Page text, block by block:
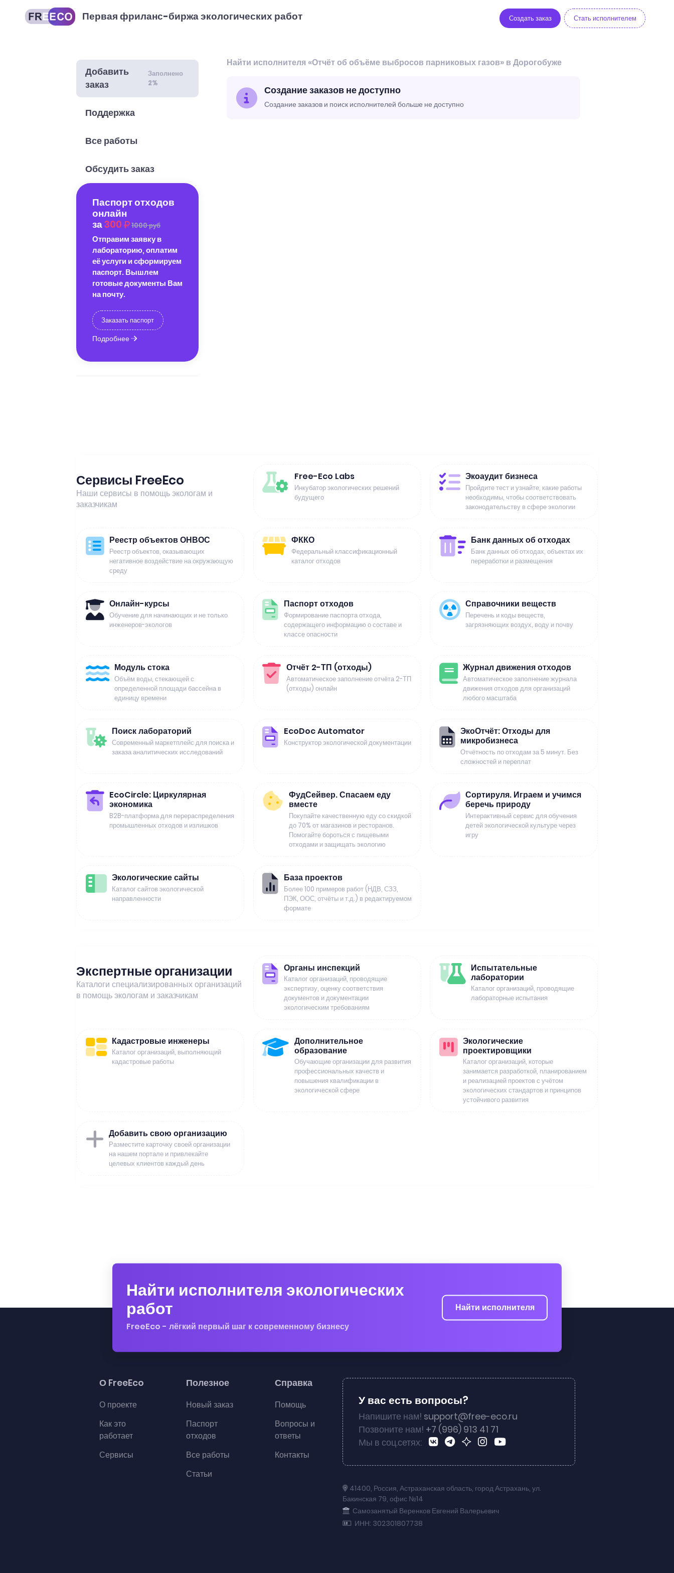
Первая фриланс-биржа экологических работ Создать заказ Стать исполнителем
Добавить
заказ
Заполнено
2%
Поддержка
Все работы
Обсудить заказ
Паспорт отходов
онлайн
за300 1000 руб
Отправим заявку в
лабораторию, оплатим
её услуги и сформируем
паспорт. Вышлем
готовые документы Вам
на почту.
Заказать паспорт
Подробнее
Найти исполнителя «Отчёт об объёме выбросов парниковых газов» в Дорогобуже
Создание заказов не доступно
Создание заказов и поиск исполнителей больше не доступно
Сервисы FreeEco
Наши сервисы в помощь экологам и
заказчикам
Free-Eco Labs
Инкубатор экологических решений
будущего
Экоаудит бизнеса
Пройдите тест и узнайте, какие работы
необходимы, чтобы соответствовать
законодательству в сфере экологии
Реестр объектов ОНВОС
Реестр объектов, оказывающих
негативное воздействие на окружающую
среду
ФККО
Федеральный классификационный
каталог отходов
Банк данных об отходах
Банк данных об отходах, объектах их
переработки и размещения
Онлайн-курсы
Обучение для начинающих и не только
инженеров-экологов
Паспорт отходов
Формирование паспорта отхода,
содержащего информацию о составе и
классе опасности
Справочники веществ
Перечень и коды веществ,
загрязняющих воздух, воду и почву
Модуль стока
Объём воды, стекающей с
определенной площади бассейна в
единицу времени
Отчёт 2-ТП (отходы)
Автоматическое заполнение отчёта 2-ТП
(отходы) онлайн
Журнал движения отходов
Автоматическое заполнение журнала
движения отходов для организаций
любого масштаба
Поиск лабораторий
Современный маркетплейс для поиска и
заказа аналитических исследований
EcoDoc Automator
Конструктор экологической документации
ЭкоОтчёт: Отходы для
микробизнеса
Отчётность по отходам за 5 минут. Без
сложностей и переплат
EcoCircle: Циркулярная
экономика
B2B-платформа для перераспределения
промышленных отходов и излишков
ФудСейвер. Спасаем еду
вместе
Покупайте качественную еду со скидкой
до 70% от магазинов и ресторанов.
Помогайте бороться с пищевыми
отходами и защищать экологию
Сортируля. Играем и учимся
беречь природу
Интерактивный сервис для обучения
детей экологической культуре через
игру
Экологические сайты
Каталог сайтов экологической
направленности
База проектов
Более 100 примеров работ (НДВ, СЗЗ,
ПЭК, ООС, отчёты и т.д.) в редактируемом
формате
Экспертные организации
Каталоги специализированных организаций
в помощь экологам и заказчикам
Органы инспекций
Каталог организаций, проводящие
экспертизу, оценку соответствия
документов и документации
экологическим требованиям
Испытательные
лаборатории
Каталог организаций, проводящие
лабораторные испытания
Кадастровые инженеры
Каталог организаций, выполняющий
кадастровые работы
Дополнительное
образование
Обучающие организации для развития
профессиональных качеств и
повышения квалификации в
экологической сфере
Экологические
проектировщики
Каталог организаций, которые
занимается разработкой, планированием
и реализацией проектов с учётом
экологических стандартов и принципов
устойчивого развития
Добавить свою организацию
Разместите карточку своей организации
на нашем портале и привлекайте
целевых клиентов каждый день
Найти исполнителя экологических
работ
FreeEco - лёгкий первый шаг к современному бизнесу
Найти исполнителя
О FreeEco
О проекте
Как это
работает
Сервисы
Полезное
Новый заказ
Паспорт
отходов
Все работы
Статьи
Справка
Помощь
Вопросы и
ответы
Контакты
У вас есть вопросы?
Напишите нам! support@free-eco.ru
Позвоните нам! +7 (996) 913 41 71
Мы в соц.сетях:
41400, Россия, Астраханская область, город Астрахань, ул.
Бакинская 79, офис №14
Самозанятый Веренков Евгений Валерьевич
ИНН: 302301807738